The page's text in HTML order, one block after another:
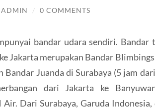
ADMIN / 0 COMMENTS
bandar udara sendiri. Bandar
Jakarta merupakan Bandar
Bandar Juanda di Surabaya (5 jam
dari Jakarta ke
Dari Surabaya, Garuda